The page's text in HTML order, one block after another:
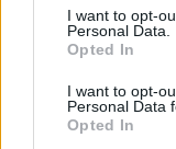
I want to opt-
Personal Data.
Opted In
I want to opt-
Personal Data
Opted In
Kodi Rrugor me
të ashpra: Heqje e
përhershme e
gjoba të rritura dhe
kufizime për
të fundit